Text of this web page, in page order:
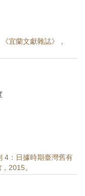
宜蘭文獻雜誌》，
4：日據時期臺灣舊有
2015。